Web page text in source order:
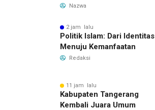
Pembinaan Dini
Nazwa
2 jam lalu
Politik Islam: Dari Identitas
Menuju Kemanfaatan
Redaksi
11 jam lalu
Kabupaten Tangerang
Kembali Juara Umum